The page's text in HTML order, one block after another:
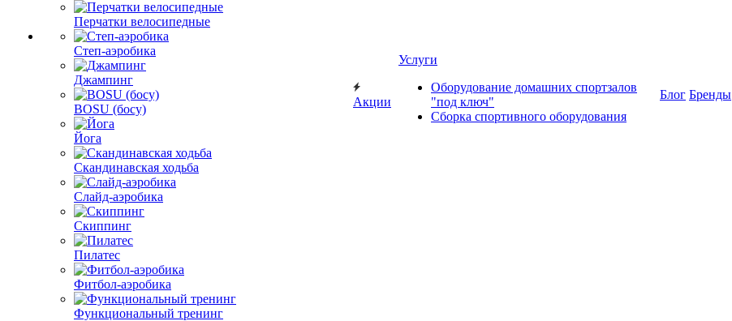
Перчатки велосипедные
Степ-аэробика
Джампинг
BOSU (босу)
Йога
Скандинавская ходьба
Слайд-аэробика
Скиппинг
Пилатес
Фитбол-аэробика
Функциональный тренинг
Акции
Услуги
Оборудование домашних спортзалов
"под ключ"
Сборка спортивного оборудования
Блог Бренды